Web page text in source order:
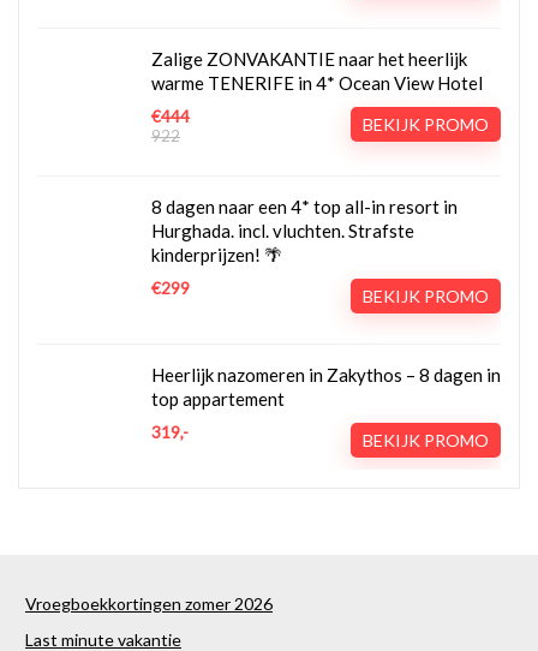
Zalige ZONVAKANTIE naar het heerlijk
warme TENERIFE in 4* Ocean View Hotel
€444
922
BEKIJK PROMO
8 dagen naar een 4* top all-in resort in
Hurghada. incl. vluchten. Strafste
kinderprijzen! 🌴
€299 BEKIJK PROMO
Heerlijk nazomeren in Zakythos – 8 dagen in
top appartement
319,- BEKIJK PROMO
Vroegboekkortingen zomer 2026
Last minute vakantie